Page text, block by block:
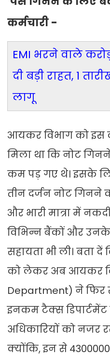
कर्मचारी -
EMI भरने वाले
दी बड़ी राहत, 1
लागू
आयकर विभाग को इस
मिला था कि नोट
कम पड़ गए थे। इसके
तीन दर्जन नोट गिनने
और भारी मात्रा में
विभिन्न बैंकों और उनके
सहायता भी ली। बता
को लेकर अब आयकर
Department) ने फिर
इनकम टैक्स
अधिकारियों को नजर
क्योंकि, इन से